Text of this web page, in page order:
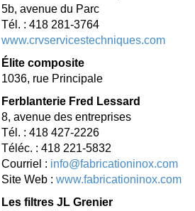
5b, avenue du Parc
Tél. : 418 281-3764
www.crvservicestechniques.com
Élite composite
1036, rue Principale
Ferblanterie Fred Lessard
8, avenue des entreprises
Tél. : 418 427-2226
Téléc. : 418 221-5832
Courriel : info@fabricationinox.com
Site Web : www.fabricationinox.com
Les filtres JL Grenier